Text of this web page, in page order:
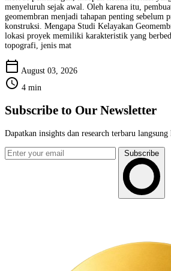
menyeluruh sejak awal. Oleh karena itu,
geomembran menjadi tahapan penting sebelum
konstruksi. Mengapa Studi Kelayakan
lokasi proyek memiliki karakteristik yang
topografi, jenis mat
calendar_today August 03, 2026
schedule 4 min
Subscribe to Our Newsletter
Dapatkan insights dan research terbaru langsung
Subscribe